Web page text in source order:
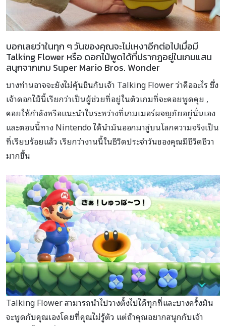
บอกเลยว่าในทุก ๆ วันของคุณจะไม่เหงาอีกต่อไปเมื่อมี
Talking Flower หรือ ดอกไม้พูดได้ที่ปรากฎอยู่ในเกมแสน
สนุกจากเกม Super Mario Bros. Wonder
บางท่านอาจจะยังไม่คุ้นชินกับเจ้า Talking Flower ว่าคืออะไร ซึ่ง
เจ้าดอกไม้นี้เรียกว่าเป็นผู้ช่วยที่อยู่ในตัวเกมที่จะคอยพูดคุย ,
คอยให้กำลังหรือแนะนำในระหว่างที่เกมเมอร์ผจญภัยอยู่นั่นเอง
และตอนนี้ทาง Nintendo ได้นำมันออกมาสู่บนโลกความจริงเป็น
ที่เรียบร้อยแล้ว เรียกว่างานนี้ในชีวิตประจำวันของคุณมีชีวิตชีวา
มากขึ้น
Talking Flower สามารถนำไปวางตั้งไปได้ทุกที่และบางครั้งมัน
จะพูดกับคุณเองโดยที่คุณไม่รู้ตัว แต่ถ้าคุณอยากสนุกกับเจ้า